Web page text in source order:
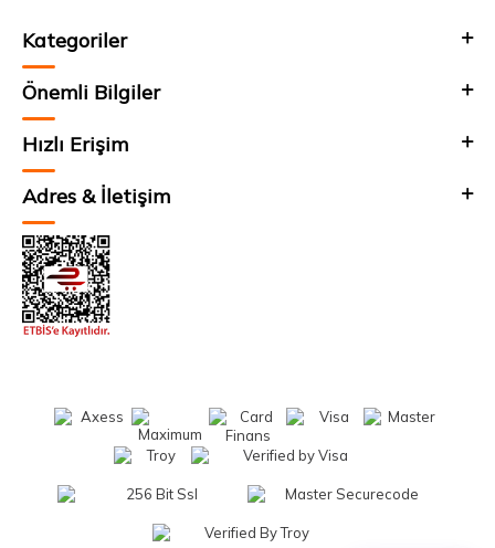
Kategoriler
Önemli Bilgiler
Hızlı Erişim
Adres & İletişim